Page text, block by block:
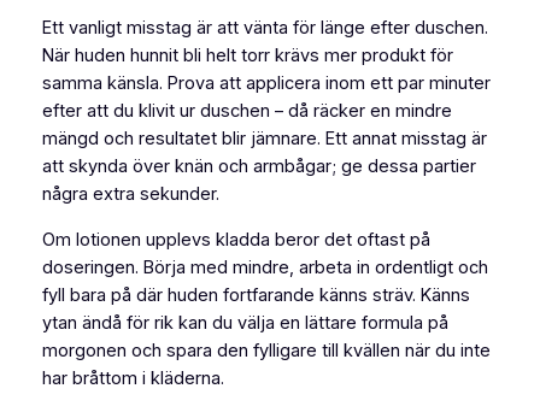
Ett vanligt misstag är att vänta för länge efter duschen.
När huden hunnit bli helt torr krävs mer produkt för
samma känsla. Prova att applicera inom ett par minuter
efter att du klivit ur duschen – då räcker en mindre
mängd och resultatet blir jämnare. Ett annat misstag är
att skynda över knän och armbågar; ge dessa partier
några extra sekunder.
Om lotionen upplevs kladda beror det oftast på
doseringen. Börja med mindre, arbeta in ordentligt och
fyll bara på där huden fortfarande känns sträv. Känns
ytan ändå för rik kan du välja en lättare formula på
morgonen och spara den fylligare till kvällen när du inte
har bråttom i kläderna.